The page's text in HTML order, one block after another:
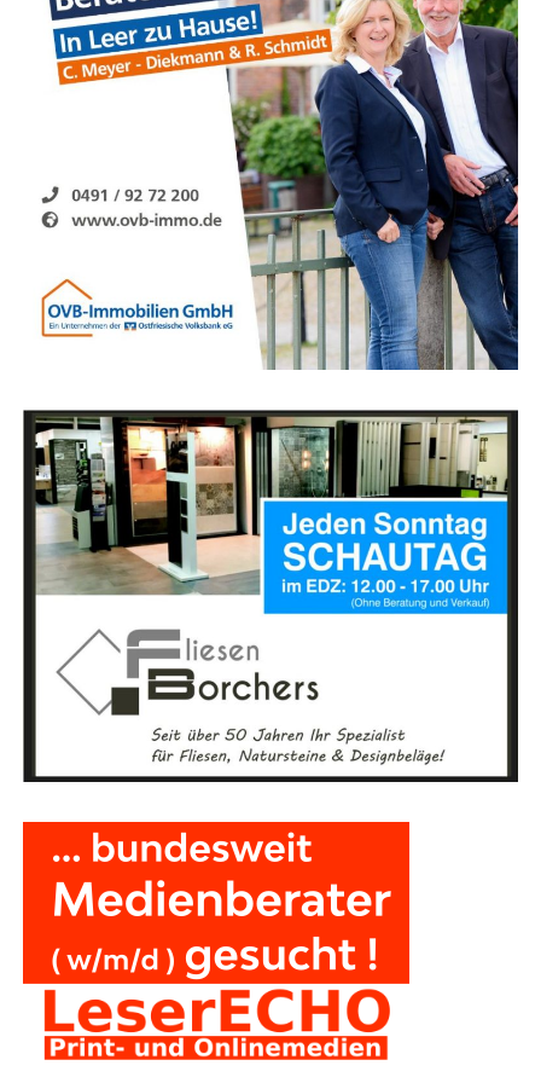
über das Lese­r­ECHO-Netz­werk ver­mark­ten. Dazu
erhal­ten unse­re Agen­tur-Part­ner kom­plet­te Mar­ke­ting-
Kam­pa­gnen. Von der fer­ti­gen E‑Mail, Pro­spekt­ma­te­ri­al,
Ver­sand ( in Zusam­men­ar­beit mit der Deut­sche Post AG
) sowie Kundenadressen.
Star­ten ohne Risiko!
Unse­re Part­ner zah­len kei­ne Ein­stiegs­ge­büh­ren und
wer­den ab der ers­ten Minu­te von unse­rem Back-Office
betreut. Das Stadt­por­tal inkl. Sup­port sowie Schu­lun­
gen und Ver­kaufs­un­ter­la­gen erhal­ten Sie eben­falls kos­
ten­los vom Lese­r­ECHO-Ver­lag gestellt.
Sie haben Inter­es­se und möch­ten wei­te­re Infor­ma­tio­
nen erfra­gen? Dann schrei­ben Sie uns ger­ne
an:info@leserecho.de